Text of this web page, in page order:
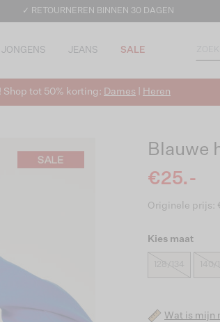
✓ RETOURNEREN BINNEN 30 DAGEN
JONGENS JEANS SALE
tot 50% korting: Dames Heren
Blauwe
€25.-
Originele prijs:
Kies maat
128/134
Wat is mijn